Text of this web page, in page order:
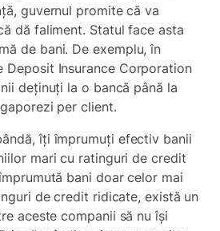
guvernul promite că va
dă faliment. Statul face asta
de bani. De exemplu, în
Deposit Insurance Corporation
deținuți la o bancă până la
per client.
îți împrumuți efectiv banii
mari cu ratinguri de credit
bani doar celor mai
de credit ridicate, există un
aceste companii să nu își